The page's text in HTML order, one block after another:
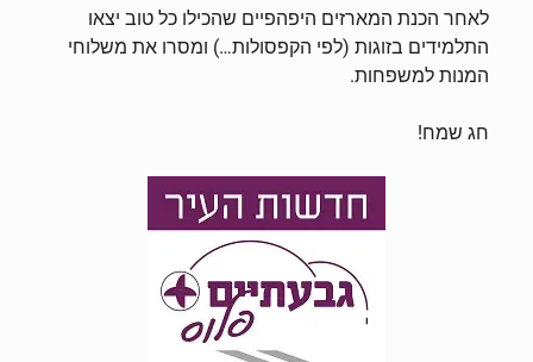
לאחר הכנת המארזים היפהפיים שהכילו כל טוב יצאו
התלמידים בזוגות (לפי הקפסולות…) ומסרו את משלוחי
המנות למשפחות.
חג שמח!